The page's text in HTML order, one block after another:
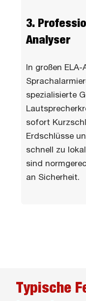
3.
Analyser
In großen
spezialisierte
sofort
Erdschlüsse
schnell zu
sind
an Sicherheit.
Typische